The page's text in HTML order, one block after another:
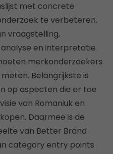
met concrete
te verbeteren.
vraagstelling,
en interpretatie
merkonderzoekers
Belangrijkste is
op aspecten die er toe
van Romaniuk en
Daarmee is de
van Better Brand
category entry points